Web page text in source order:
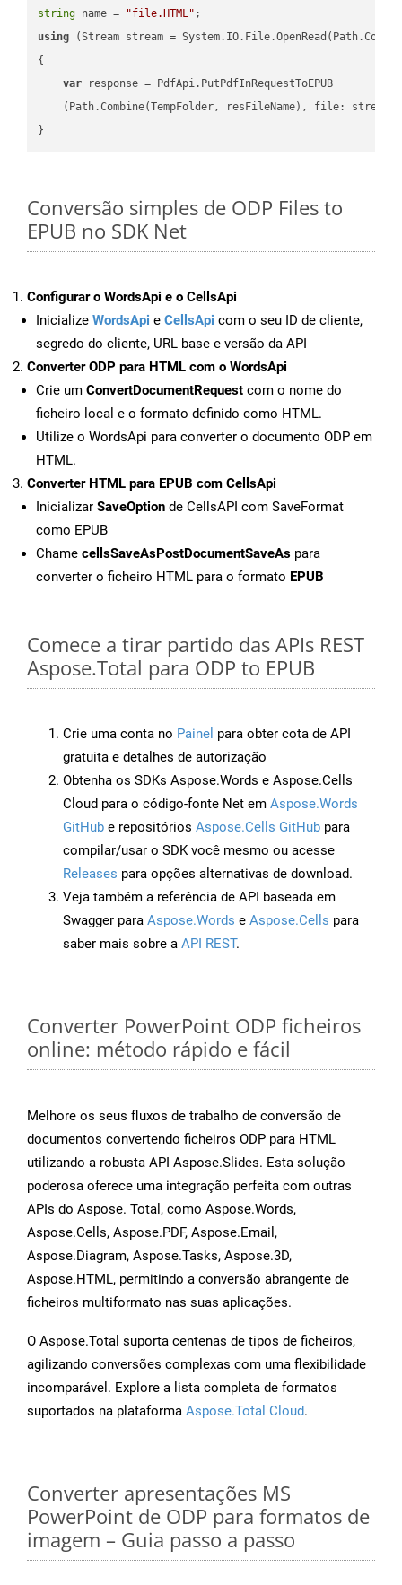
string name = "file.HTML"
using (Stream stream =
{
var response = PdfApi.PutPdfInRequestToEPUB
    (Path.Combine(TempFolder, resFileName), file: stream);
Conversão simples de ODP Files to
EPUB no SDK Net
Configurar o WordsApi e o CellsApi
Inicialize WordsApi e CellsApi com o seu ID de cliente,
segredo do cliente, URL base e versão da API
Converter ODP para HTML com o WordsApi
Crie um ConvertDocumentRequest com o nome do
ficheiro local e o formato definido como HTML.
Utilize o WordsApi para converter o documento ODP em
HTML.
Converter HTML para EPUB com CellsApi
Inicializar SaveOption de CellsAPI com SaveFormat
como EPUB
Chame cellsSaveAsPostDocumentSaveAs para
converter o ficheiro HTML para o formato EPUB
Comece a tirar partido das APIs REST
Aspose.Total para ODP to EPUB
Crie uma conta no Painel para obter cota de API
gratuita e detalhes de autorização
Obtenha os SDKs Aspose.Words e Aspose.Cells
Cloud para o código-fonte Net em Aspose.Words
GitHub e repositórios Aspose.Cells GitHub para
compilar/usar o SDK você mesmo ou acesse
Releases para opções alternativas de download.
Veja também a referência de API baseada em
Swagger para Aspose.Words e Aspose.Cells para
saber mais sobre a API REST.
Converter PowerPoint ODP ficheiros
online: método rápido e fácil
Melhore os seus fluxos de trabalho de conversão de
documentos convertendo ficheiros ODP para HTML
utilizando a robusta API Aspose.Slides. Esta solução
poderosa oferece uma integração perfeita com outras
APIs do Aspose. Total, como Aspose.Words,
Aspose.Cells, Aspose.PDF, Aspose.Email,
Aspose.Diagram, Aspose.Tasks, Aspose.3D,
Aspose.HTML, permitindo a conversão abrangente de
ficheiros multiformato nas suas aplicações.
O Aspose.Total suporta centenas de tipos de ficheiros,
agilizando conversões complexas com uma flexibilidade
incomparável. Explore a lista completa de formatos
suportados na plataforma Aspose.Total Cloud.
Converter apresentações MS
PowerPoint de ODP para formatos de
imagem – Guia passo a passo